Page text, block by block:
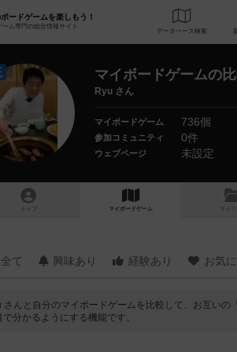
ードゲームを楽しもう！
ーム専門の総合情報サイト
データベース
マイボードゲームの
Ryu さん
マイボードゲーム 736個
参加コミュニティ 0件
ウェブページ 未設定
トップ マイボードゲーム マイリ
全て 興味あり 経験あり お気
さんと自分のマイボードゲームを比較して、お互い
で分かるようにする機能です。